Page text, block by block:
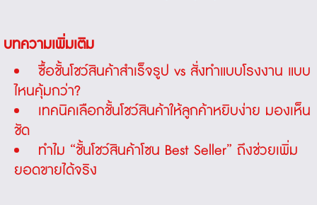
บทความเพิ่มเติม
ซื้อชั้นโชว์สินค้าสำเร็จรูป vs สั่งทำแบบโรงงาน แบบ
ไหนคุ้มกว่า?
เทคนิคเลือกชั้นโชว์สินค้าให้ลูกค้าหยิบง่าย มองเห็น
ชัด
ทำไม “ชั้นโชว์สินค้าโซน Best Seller” ถึงช่วยเพิ่ม
ยอดขายได้จริง